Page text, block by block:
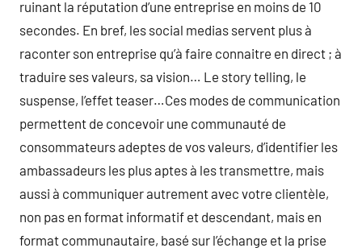
ruinant la réputation d’une entreprise en moins de 10
secondes. En bref, les social medias servent plus à
raconter son entreprise qu’à faire connaitre en direct ; à
traduire ses valeurs, sa vision… Le story telling, le
suspense, l’effet teaser…Ces modes de communication
permettent de concevoir une communauté de
consommateurs adeptes de vos valeurs, d’identifier les
ambassadeurs les plus aptes à les transmettre, mais
aussi à communiquer autrement avec votre clientèle,
non pas en format informatif et descendant, mais en
format communautaire, basé sur l’échange et la prise